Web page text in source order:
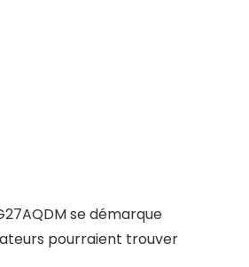
se démarque
pourraient trouver